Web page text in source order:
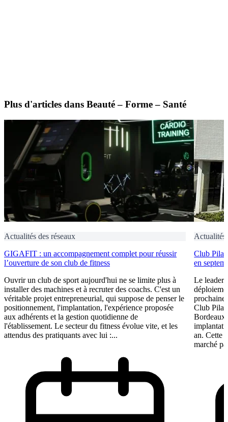
Plus d'articles dans Beauté – Forme – Santé
Actualités des réseaux
GIGAFIT : un accompagnement complet pour réussir
l’ouverture de son club de fitness
Ouvrir un club de sport aujourd'hui ne se limite plus à
installer des machines et à recruter des coachs. C'est un
véritable projet entrepreneurial, qui suppose de penser le
positionnement, l'implantation, l'expérience proposée
aux adhérents et la gestion quotidienne de
l'établissement. Le secteur du fitness évolue vite, et les
attendus des pratiquants avec lui :...
Actualités
Club
en
Le leader
prochaine
Club
Bordeaux
an. Cette
marché